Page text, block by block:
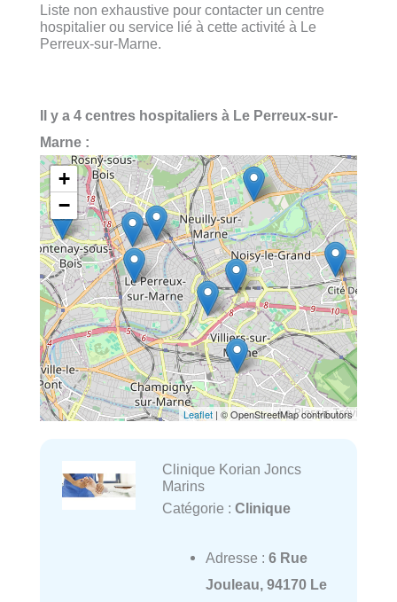
Liste non exhaustive pour contacter un centre
hospitalier ou service lié à cette activité à Le
Perreux-sur-Marne.
Il y a 4 centres hospitaliers à Le Perreux-sur-
Marne :
+
−
Leaflet | © OpenStreetMap contributors
Clinique Korian Joncs
Marins
Catégorie : Clinique
Adresse : 6 Rue
Jouleau, 94170 Le